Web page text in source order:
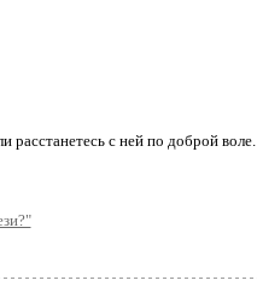
с ней по доброй воле.